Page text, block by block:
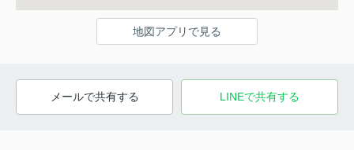
地図アプリで見る
メールで共有する LINEで共有する